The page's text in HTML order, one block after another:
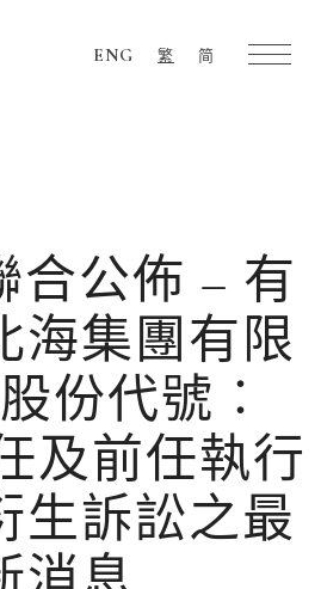
ENG 繁 简
合公佈 – 有
海集團有限
份代號︰
及前任執行
生訴訟之最